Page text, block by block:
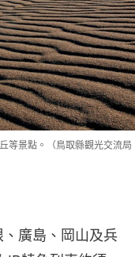
等景點。（鳥取縣觀光交流局
廣島、岡山及兵